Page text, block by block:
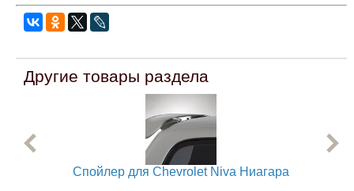
Другие товары раздела
Спойлер для Chevrolet Niva Ниагара